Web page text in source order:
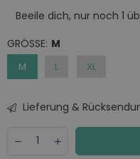
Beeile dich, nur noch 1
GRÖSSE: M
M L XL
Lieferung &
DecreaseIncrease
quantity